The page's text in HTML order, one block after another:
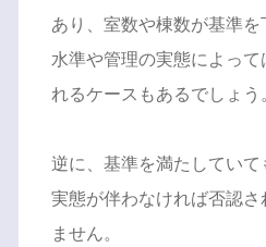
あり、室数や棟数が基準
水準や管理の実態によっ
れるケースもあるでしょう
逆に、基準を満たしてい
実態が伴わなければ否認さ
ません。